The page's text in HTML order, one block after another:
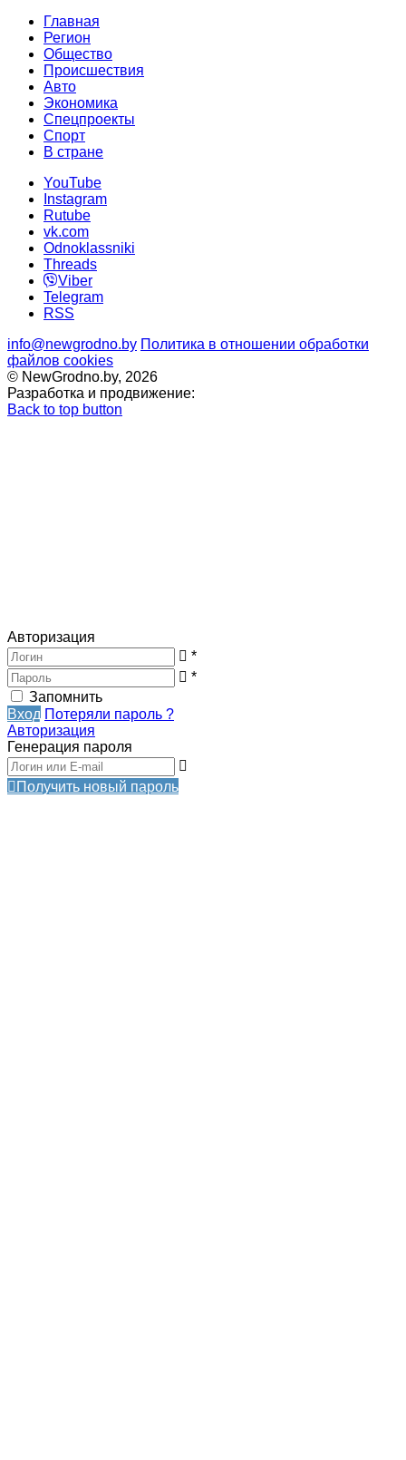
Главная
Регион
Общество
Происшествия
Авто
Экономика
Спецпроекты
Cпорт
В стране
YouTube
Instagram
Rutube
vk.com
Odnoklassniki
Threads
Viber
Telegram
RSS
info@newgrodno.by Политика в отношении обработки
файлов cookies
© NewGrodno.by, 2026
Разработка и продвижение:
Back to top button
Авторизация
*
*
Запомнить
Вход Потеряли пароль ?
Авторизация
Генерация пароля
Получить новый пароль